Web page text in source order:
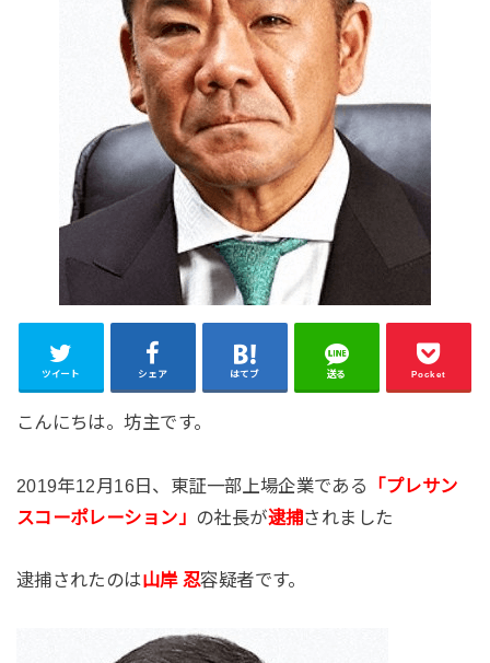
ツイート シェア はてブ 送る Pocket
こんにちは。坊主です。
2019年12月16日、東証一部上場企業である
「プレサン
スコーポレーション」 の社長が逮捕されました
逮捕されたのは山岸 忍容疑者です。